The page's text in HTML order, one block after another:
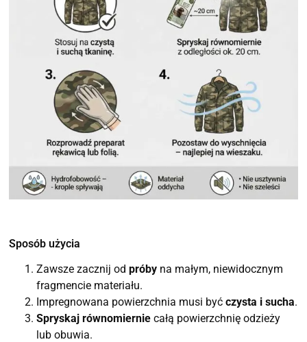
Sposób użycia
Zawsze zacznij odpróby na małym, niewidocznym
fragmencie materiału.
Impregnowana powierzchnia musi byćczysta i sucha.
Spryskaj równomiernie całą powierzchnię odzieży
lub obuwia.